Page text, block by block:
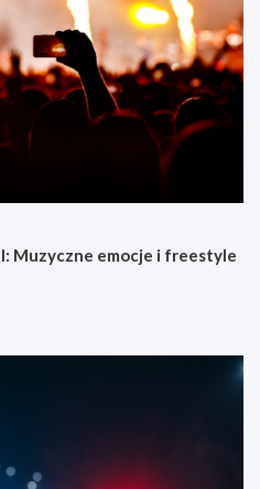
Muzyczne emocje i freestyle